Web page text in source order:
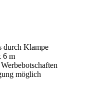
durch Klampe
6 m
möglich